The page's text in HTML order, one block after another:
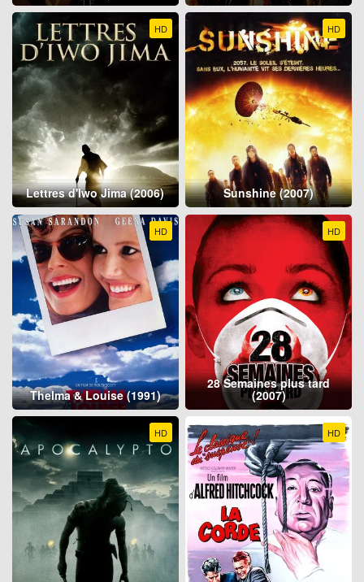
HD
Lettres d'Iwo Jima (2006)
HD
Sunshine (2007)
HD
Thelma & Louise (1991)
HD
28 Semaines plus tard
(2007)
HD HD